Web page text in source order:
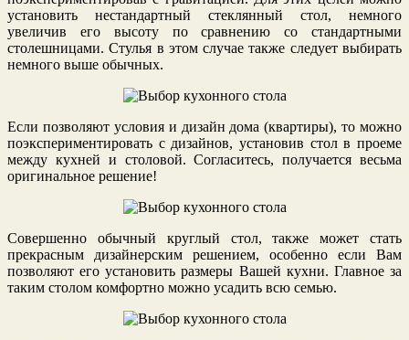
установить нестандартный стеклянный стол, немного
увеличив его высоту по сравнению со стандартными
столешницами. Стулья в этом случае также следует выбирать
немного выше обычных.
Если позволяют условия и дизайн дома (квартиры), то можно
поэкспериментировать с дизайнов, установив стол в проеме
между кухней и столовой. Согласитесь, получается весьма
оригинальное решение!
Совершенно обычный круглый стол, также может стать
прекрасным дизайнерским решением, особенно если Вам
позволяют его установить размеры Вашей кухни. Главное за
таким столом комфортно можно усадить всю семью.